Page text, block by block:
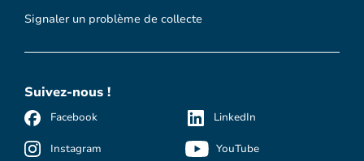
Signaler un problème de collecte
Suivez-nous !
Facebook
Instagram
LinkedIn
YouTube